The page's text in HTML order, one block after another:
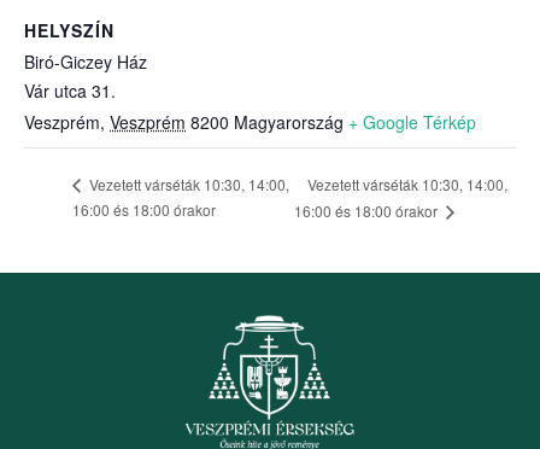
HELYSZÍN
Biró-Giczey Ház
Vár utca 31.
Veszprém, Veszprém 8200 Magyarország + Google Térkép
Vezetett várséták 10:30, 14:00,
16:00 és 18:00 órakor
Vezetett várséták 10:30, 14:00,
16:00 és 18:00 órakor